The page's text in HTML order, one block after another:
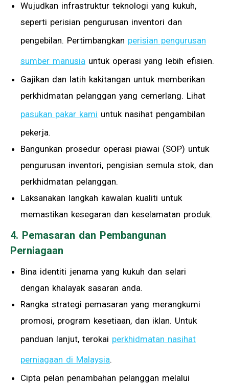
Wujudkan infrastruktur teknologi yang kukuh,
seperti perisian pengurusan inventori dan
pengebilan. Pertimbangkan perisian pengurusan
sumber manusia untuk operasi yang lebih efisien.
Gajikan dan latih kakitangan untuk memberikan
perkhidmatan pelanggan yang cemerlang. Lihat
pasukan pakar kami untuk nasihat pengambilan
pekerja.
Bangunkan prosedur operasi piawai (SOP) untuk
pengurusan inventori, pengisian semula stok, dan
perkhidmatan pelanggan.
Laksanakan langkah kawalan kualiti untuk
memastikan kesegaran dan keselamatan produk.
4. Pemasaran dan Pembangunan
Perniagaan
Bina identiti jenama yang kukuh dan selari
dengan khalayak sasaran anda.
Rangka strategi pemasaran yang merangkumi
promosi, program kesetiaan, dan iklan. Untuk
panduan lanjut, terokai perkhidmatan nasihat
perniagaan di Malaysia.
Cipta pelan penambahan pelanggan melalui